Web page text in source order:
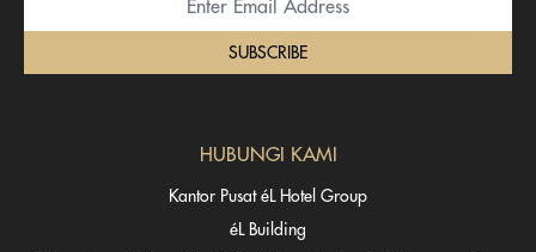
SUBSCRIBE
HUBUNGI KAMI
Kantor Pusat éL Hotel Group
éL Building